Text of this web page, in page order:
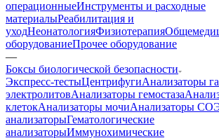
операционныеИнструменты и расходные
материалыРеабилитация и
уходНеонатологияФизиотерапия
оборудованиеПрочее оборудование
—
Боксы биологической безопасности
Экспресс-тестыЦентрифугиАнализаторы
электролитовАнализаторы гемостаза
клетокАнализаторы мочиАнализаторы
анализаторыГематологические
анализаторыИммунохимические